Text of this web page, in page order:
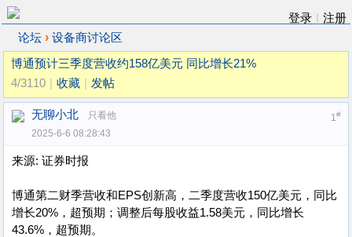
登录
注册
论坛 › 设备商讨论区
博通预计三季度营收约158亿美元 同比增长21%
4/3110
收藏 发帖
1#
无聊小北
只看他
2025-6-6 08:28:43
来源: 证券时报
博通第二财季营收和EPS创新高，二季度营收150亿美元，同比
增长20%，超预期；调整后每股收益1.58美元，同比增长
43.6%，超预期。